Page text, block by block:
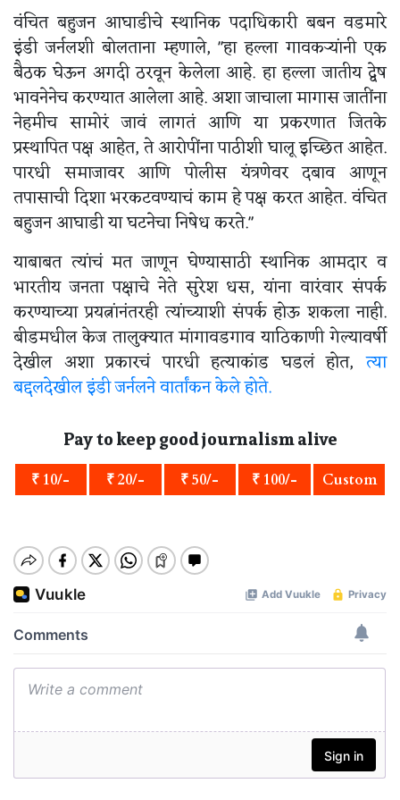
वंचित बहुजन आघाडीचे स्थानिक पदाधिकारी बबन वडमारे
इंडी जर्नलशी बोलताना म्हणाले, "हा हल्ला गावकऱ्यांनी एक
बैठक घेऊन अगदी ठरवून केलेला आहे. हा हल्ला जातीय द्वेष
भावनेनेच करण्यात आलेला आहे. अशा जाचाला मागास जातींना
नेहमीच सामोरं जावं लागतं आणि या प्रकरणात जितके
प्रस्थापित पक्ष आहेत, ते आरोपींना पाठीशी घालू इच्छित आहेत.
पारधी समाजावर आणि पोलीस यंत्रणेवर दबाव आणून
तपासाची दिशा भरकटवण्याचं काम हे पक्ष करत आहेत. वंचित
बहुजन आघाडी या घटनेचा निषेध करते."
याबाबत त्यांचं मत जाणून घेण्यासाठी स्थानिक आमदार व
भारतीय जनता पक्षाचे नेते सुरेश धस, यांना वारंवार संपर्क
करण्याच्या प्रयत्नांनंतरही त्यांच्याशी संपर्क होऊ शकला नाही.
बीडमधील केज तालुक्यात मांगावडगाव याठिकाणी गेल्यावर्षी
देखील अशा प्रकारचं पारधी हत्याकांड घडलं होत,त्या
बद्दलदेखील इंडी जर्नलने वार्तांकन केले होते.
Pay to keep good journalism alive
₹ 10/- ₹ 20/- ₹ 50/- ₹ 100/- Custom